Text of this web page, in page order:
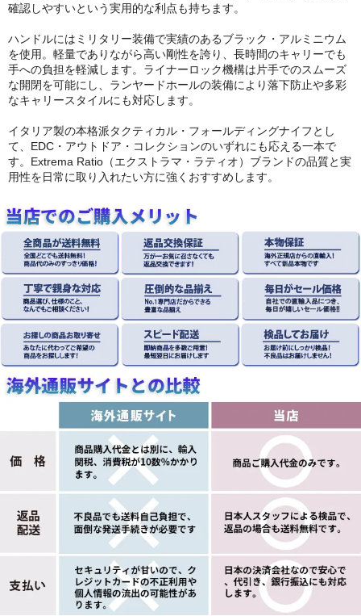
確認しやすいという実用的な利点も持ちます。
ハンドルにはミリタリー装備で実績のあるブラック・アルミニウム
を使用。軽量でありながら高い剛性を誇り、長時間のキャリーでも
手への負担を軽減します。ライナーロック機構は片手でのスムーズ
な開閉を可能にし、ランヤードホールの装備により落下防止や多彩
なキャリースタイルにも対応します。
イタリア製の本格派タクティカル・フォールディングナイフとし
て、EDC・アウトドア・コレクションのいずれにも応える一本で
す。Extrema Ratio（エクストラマ・ラティオ）ブランドの品質と実
用性を日常に取り入れたい方に強くおすすめします。